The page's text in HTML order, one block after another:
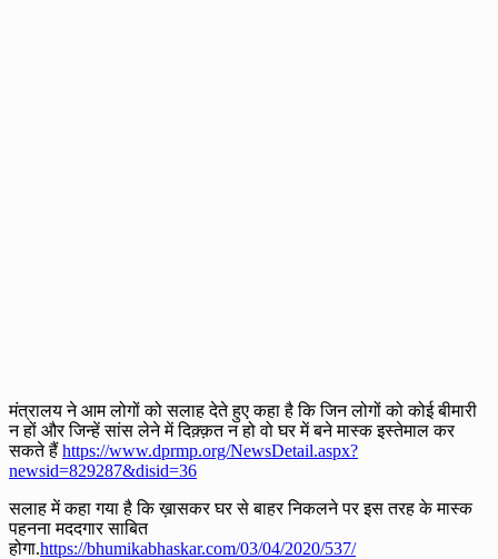
मंत्रालय ने आम लोगों को सलाह देते हुए कहा है कि जिन लोगों को कोई बीमारी
न हों और जिन्हें सांस लेने में दिक़्क़त न हो वो घर में बने मास्क इस्तेमाल कर
सकते हैं https://www.dprmp.org/NewsDetail.aspx?
newsid=829287&disid=36
सलाह में कहा गया है कि ख़ासकर घर से बाहर निकलने पर इस तरह के मास्क
पहनना मददगार साबित
होगा.https://bhumikabhaskar.com/03/04/2020/537/